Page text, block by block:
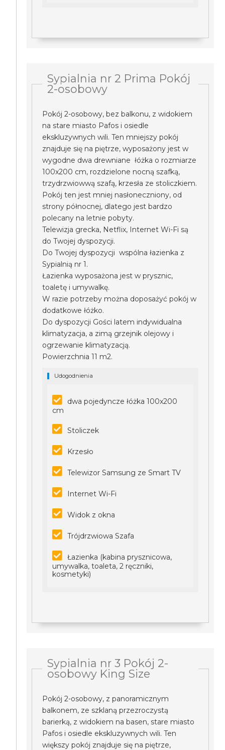
Sypialnia nr 2 Prima Pokój
2-osobowy
Pokój 2-osobowy, bez balkonu, z widokiem
na stare miasto Pafos i osiedle
ekskluzywnych wili. Ten mniejszy pokój
znajduje się na piętrze, wyposażony jest w
wygodne dwa drewniane łóżka o rozmiarze
100x200 cm, rozdzielone nocną szafką,
trzydrzwiowwą szafą, krzesła ze stoliczkiem.
Pokój ten jest mniej nasłoneczniony, od
strony północnej, dlatego jest bardzo
polecany na letnie pobyty.
Telewizja grecka, Netflix, Internet Wi-Fi są
do Twojej dyspozycji.
Do Twojej dyspozycji wspólna łazienka z
Sypialnią nr 1.
Łazienka wyposażona jest w prysznic,
toaletę i umywalkę.
W razie potrzeby można doposażyć pokój w
dodatkowe łóżko.
Do dyspozycji Gości latem indywidualna
klimatyzacja, a zimą grzejnik olejowy i
ogrzewanie klimatyzacją.
Powierzchnia 11 m2.
Udogodnienia
dwa pojedyncze łóżka 100x200
cm
Stoliczek
Krzesło
Telewizor Samsung ze Smart TV
Internet Wi-Fi
Widok z okna
Trójdrzwiowa Szafa
Łazienka (kabina prysznicowa,
umywalka, toaleta, 2 ręczniki,
kosmetyki)
Sypialnia nr 3 Pokój 2-
osobowy King Size
Pokój 2-osobowy, z panoramicznym
balkonem, ze szklaną przezroczystą
barierką, z widokiem na basen, stare miasto
Pafos i osiedle ekskluzywnych wili. Ten
większy pokój znajduje się na piętrze,